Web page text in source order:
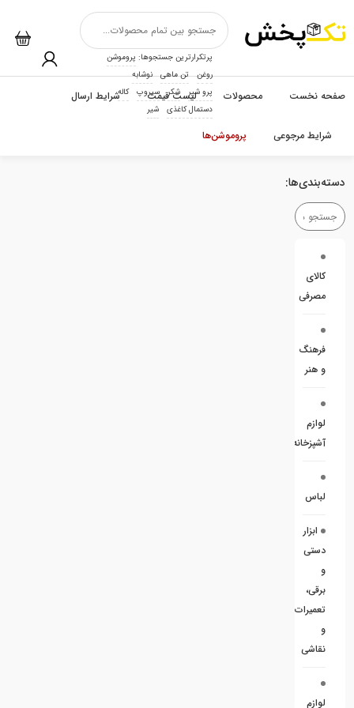
پرتکرارترین جستجوها: پروموشن
روغن
تن ماهی
نوشابه
پرو شیر
شکر سیروپ
کاله
دستمال کاغذی
شیر
صفحه نخست محصولات لیست قیمت شرایط ارسال
شرایط مرجوعی پروموشن‌ها
دسته‌بندی‌ها:
کالای
مصرفی
فرهنگ
و هنر
لوازم
آشپزخانه
لباس
ابزار
دستی
و
برقی،
تعمیرات
و
نقاشی
لوازم